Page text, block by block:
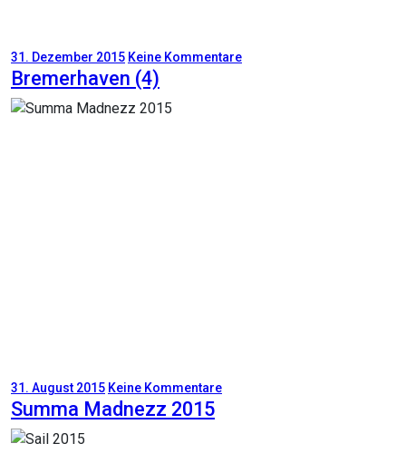
31. Dezember 2015 Keine Kommentare
Bremerhaven (4)
31. August 2015 Keine Kommentare
Summa Madnezz 2015